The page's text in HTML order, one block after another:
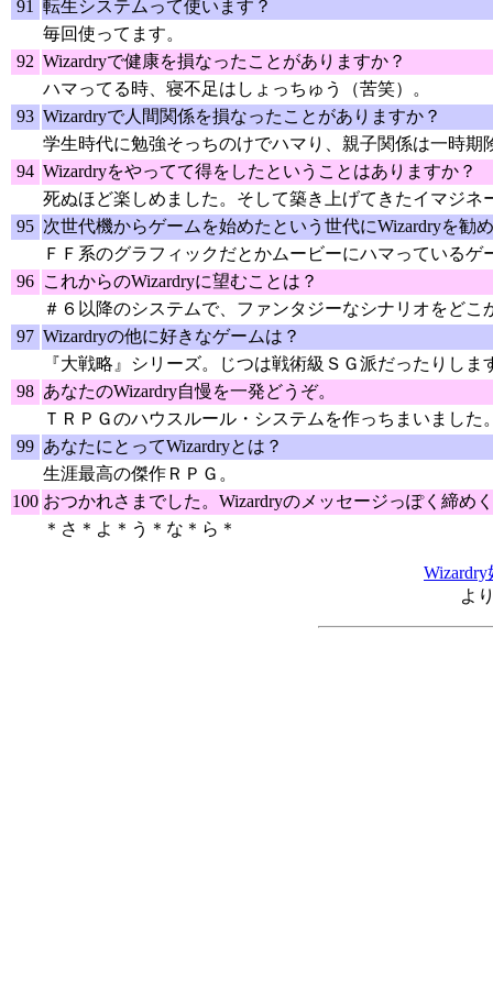
91
転生システムって使います？
毎回使ってます。
92 Wizardryで健康を損なったことがありますか？
ハマってる時、寝不足はしょっちゅう（苦笑）。
93 Wizardryで人間関係を損なったことがありますか？
学生時代に勉強そっちのけでハマり、親子関係は一時
94 Wizardryをやってて得をしたということはありますか？
死ぬほど楽しめました。そして築き上げてきたイマジ
95 次世代機からゲームを始めたという世代にWizardryを勧
ＦＦ系のグラフィックだとかムービーにハマっている
96 これからのWizardryに望むことは？
＃６以降のシステムで、ファンタジーなシナリオをど
97 Wizardryの他に好きなゲームは？
『大戦略』シリーズ。じつは戦術級ＳＧ派だったりしま
98 あなたのWizardry自慢を一発どうぞ。
ＴＲＰＧのハウスルール・システムを作っちまいました
99 あなたにとってWizardryとは？
生涯最高の傑作ＲＰＧ。
100 おつかれさまでした。Wizardryのメッセージっぽく締め
＊さ＊よ＊う＊な＊ら＊
よ